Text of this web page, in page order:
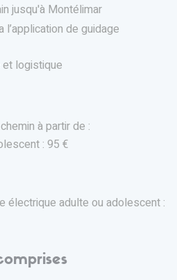
jusqu'à Montélimar
de guidage
logistique
à partir de :
: 95 €
électrique adulte ou adolescent :